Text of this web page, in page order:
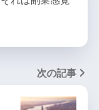
次の記事